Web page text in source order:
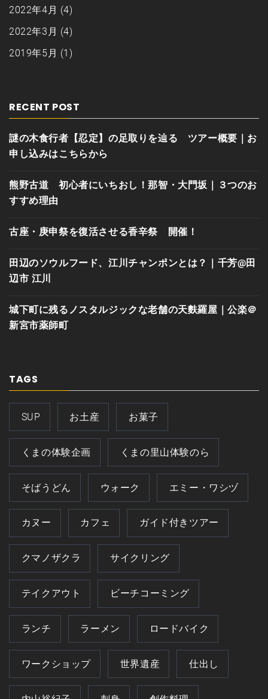
2022年4月 (4)
2022年3月 (4)
2019年5月 (1)
RECENT POST
謎の木食行者【忍定】の足取りを辿る ツアー概要｜お
申し込みはこちらから
熊野古道 初心者にいちおし！那智・大門坂｜３つのお
すすめ理由
古座・庚申祭を復活させる香辛祭 開催！
田辺のソウルフード、江川チャンポンとは？｜千芳@田
辺市 江川
城下町に残るノスタルジックな老舗の天麩羅屋｜公楽＠
新宮市薬師町
TAGS
SUP お土産 お菓子
くまの体験企画 くまの里山体験のら
そばうどん ウォーク エミー・ワシヅ
カヌー カフェ ガイド付きツアー
クマノザクラ サイクリング
テイクアウト ビーチコーミング
ランチ ラーメン ロードバイク
ワークショップ 世界遺産 仕出し